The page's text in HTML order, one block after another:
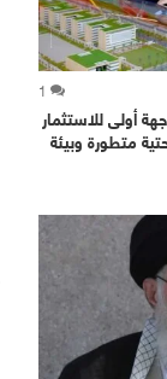
1
أولى للاستثمار
متطورة وبيئة